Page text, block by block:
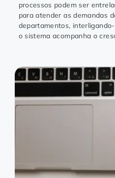
processos podem ser
para atender as demandas
departamentos,
o sistema acompanha o